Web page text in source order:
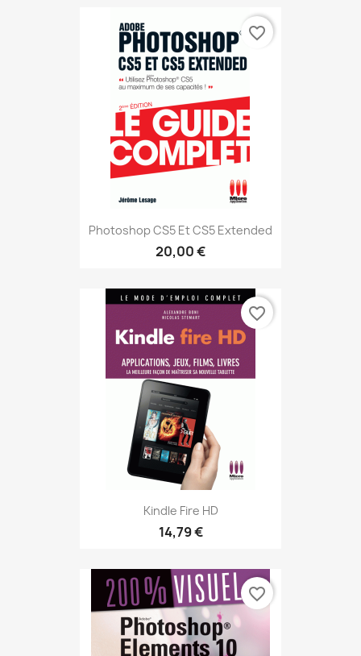
Photoshop CS5 Et CS5 Extended
20,00 €
favorite_border
Kindle Fire HD
14,79 €
favorite_border
favorite_border